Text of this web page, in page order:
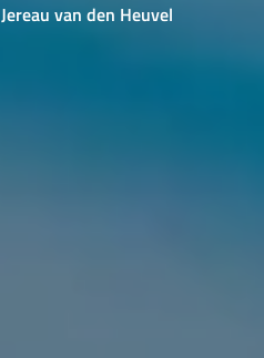
Jereau van den Heuvel